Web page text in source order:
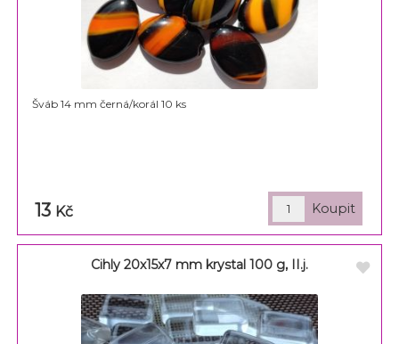
Šváb 14 mm černá/korál 10 ks
13 Kč
Cihly 20x15x7 mm krystal 100 g, II.j.